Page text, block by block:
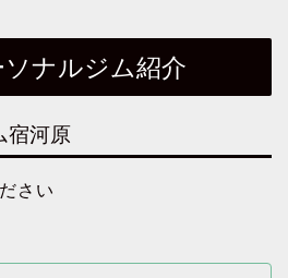
ナルジム紹介
宿河原
さい